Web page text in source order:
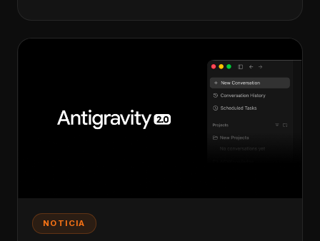
NOTICIA